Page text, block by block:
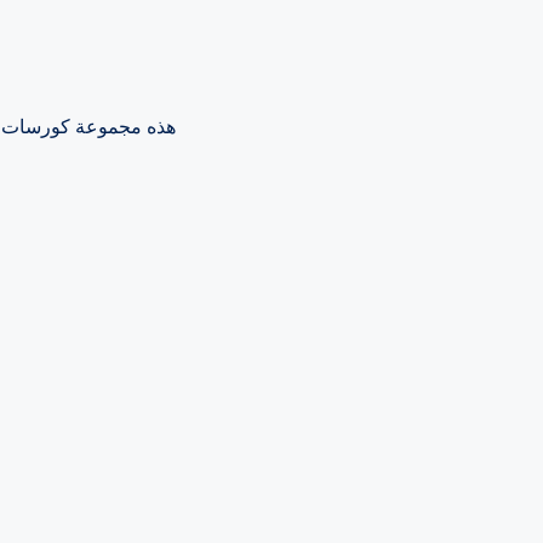
هذه مجموعة كورسات